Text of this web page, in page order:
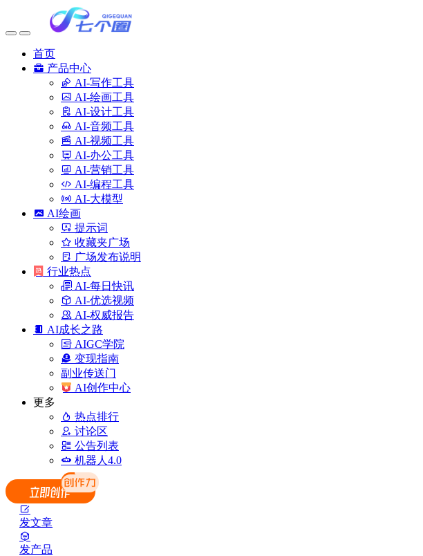
首页
产品中心
AI-写作工具
AI-绘画工具
AI-设计工具
AI-音频工具
AI-视频工具
AI-办公工具
AI-营销工具
AI-编程工具
AI-大模型
AI绘画
提示词
收藏夹广场
广场发布说明
行业热点
AI-每日快讯
AI-优选视频
AI-权威报告
AI成长之路
AIGC学院
变现指南
副业传送门
AI创作中心
更多
热点排行
讨论区
公告列表
机器人4.0
发文章
发产品